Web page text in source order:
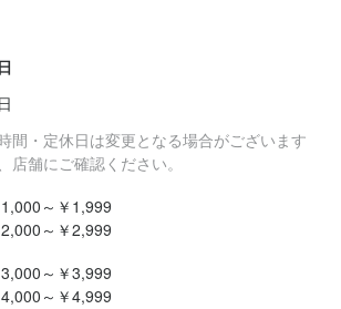
間・定休日は変更となる場合がございます
店舗にご確認ください。
1,000～￥1,999
2,000～￥2,999
3,000～￥3,999
4,000～￥4,999
飲食店での調理経験 飲食店での接客経験
ての知識及び技術があると認めたもの
食材の目利き
チーズの知識 出店開業ノウハウ
店舗運営
材の目利き